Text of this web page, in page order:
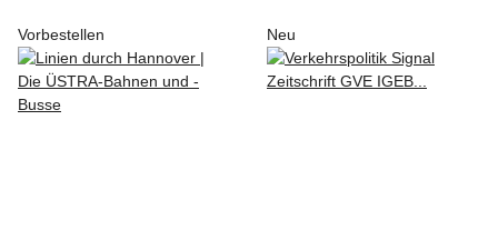
Vorbestellen Neu